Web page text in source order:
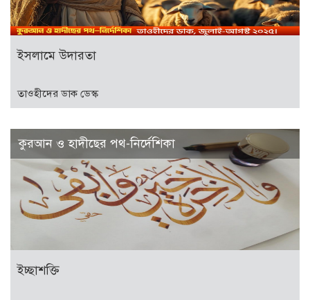
ইসলামে উদারতা
তাওহীদের ডাক ডেস্ক
কুরআন ও হাদীছের পথ-নির্দেশিকা
ইচ্ছাশক্তি